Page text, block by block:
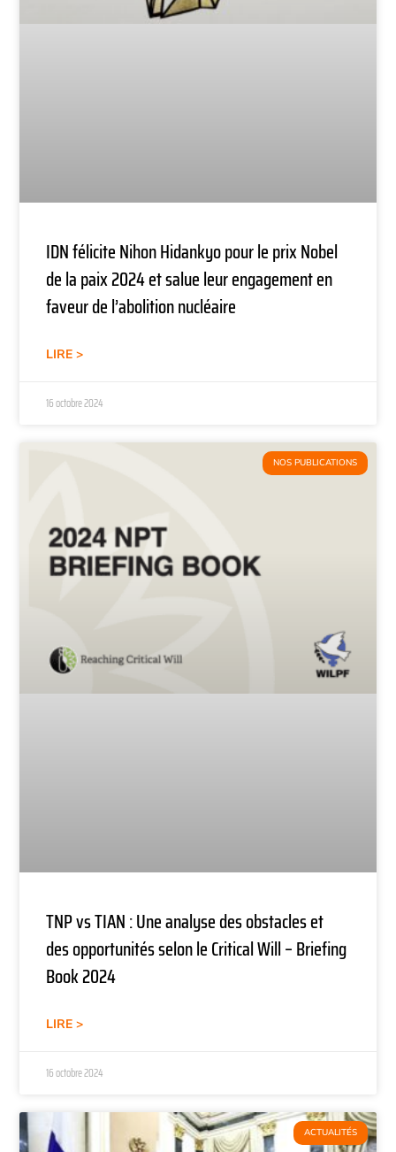
IDN félicite Nihon Hidankyo pour le prix Nobel
de la paix 2024 et salue leur engagement en
faveur de l’abolition nucléaire
LIRE >
16 octobre 2024
NOS PUBLICATIONS
TNP vs TIAN : Une analyse des obstacles et
des opportunités selon le Critical Will – Briefing
Book 2024
LIRE >
16 octobre 2024
ACTUALITÉS